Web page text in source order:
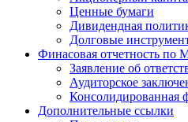
Ценные бумаги
Дивидендная
Долговые
Финасовая отчетность
Заявление об
Аудиторское
Консолидированная
Дополнительные ссылки